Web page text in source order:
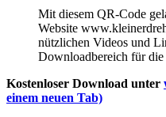
Mit diesem QR-Code
Website
nützlichen Videos und
Downloadbereich für
Kostenloser Download unter
einem neuen Tab)